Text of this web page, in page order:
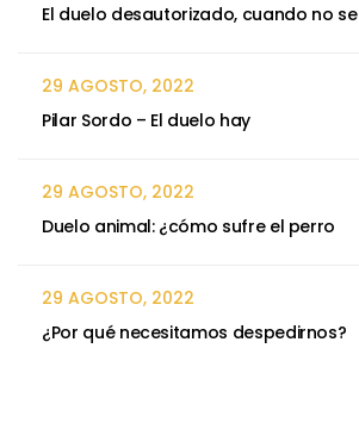
El duelo desautorizado, cuando no se
29 AGOSTO, 2022
Pilar Sordo – El duelo hay
29 AGOSTO, 2022
Duelo animal: ¿cómo sufre el perro
29 AGOSTO, 2022
¿Por qué necesitamos despedirnos?